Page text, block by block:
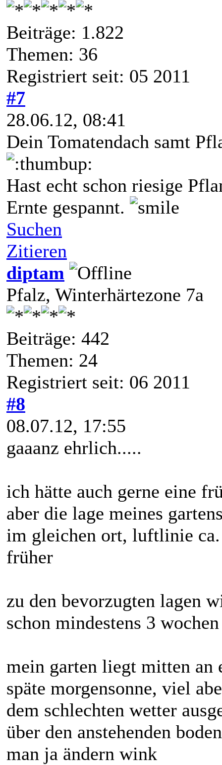
Beiträge: 1.822
Themen: 36
Registriert seit: 05 2011
#7
28.06.12, 08:41
Dein Tomatendach samt
Hast echt schon riesige
Ernte gespannt.
Suchen
Zitieren
diptam
Pfalz, Winterhärtezone 7a
Beiträge: 442
Themen: 24
Registriert seit: 06 2011
#8
08.07.12, 17:55
gaaanz ehrlich.....
ich hätte auch gerne eine
aber die lage meines
im gleichen ort, luftlinie
früher
zu den bevorzugten lagen
schon mindestens 3
mein garten liegt mitten an
späte morgensonne, viel
dem schlechten wetter
über den anstehenden
man ja ändern wink